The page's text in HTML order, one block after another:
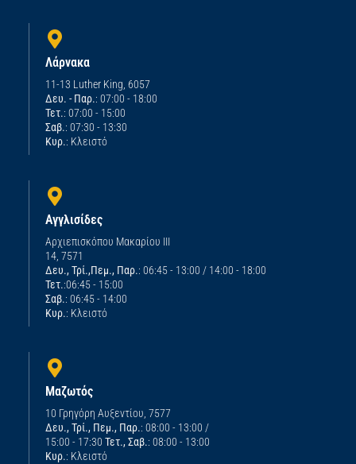
Λάρνακα
11-13 Luther King, 6057
Δευ. - Παρ.: 07:00 - 18:00
Τετ.: 07:00 - 15:00
Σαβ.: 07:30 - 13:30
Κυρ.: Κλειστό
Αγγλισίδες
Αρχιεπισκόπου Μακαρίου ΙΙΙ
14, 7571
Δευ., Τρί.,Πεμ., Παρ.: 06:45 - 13:00 / 14:00 - 18:00
Τετ.:06:45 - 15:00
Σαβ.: 06:45 - 14:00
Κυρ.: Κλειστό
Μαζωτός
10 Γρηγόρη Αυξεντίου, 7577
Δευ., Τρί., Πεμ., Παρ.: 08:00 - 13:00 /
15:00 - 17:30 Τετ., Σαβ.: 08:00 - 13:00
Κυρ.: Κλειστό